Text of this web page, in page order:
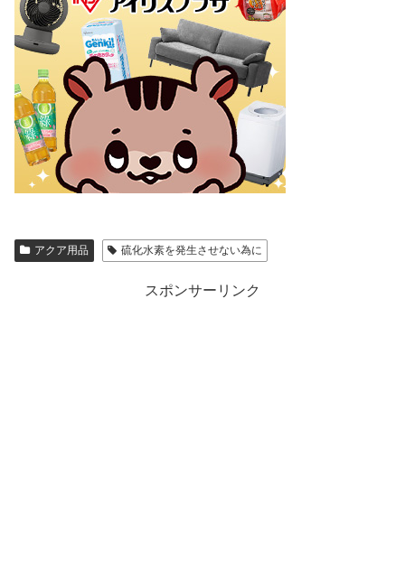
アクア用品 硫化水素を発生させない為に
スポンサーリンク